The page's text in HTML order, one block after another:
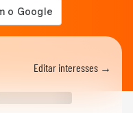
Editar interesses →